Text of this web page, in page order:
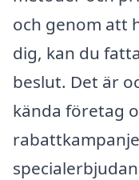
och genom att
dig, kan du
beslut. Det är
kända företag